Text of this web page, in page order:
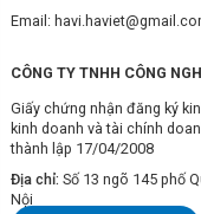
Email:
CÔNG TY TNHH CÔNG
Giấy chứng nhận đăng ký
kinh doanh và tài chính
thành lập 17/04/2008
Địa chỉ: Số 13 ngõ 145 phố
Nội